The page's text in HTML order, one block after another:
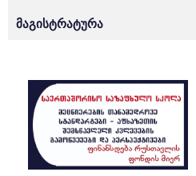
მაგისტრატურა